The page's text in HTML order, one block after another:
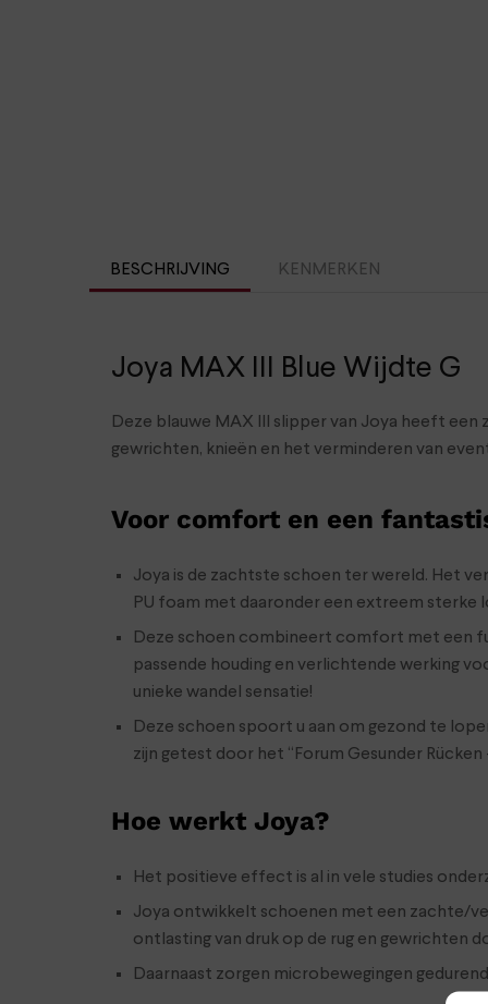
BESCHRIJVING KENMERKEN
Joya MAX III Blue Wijdte G
Deze blauwe MAX III slipper van Joya heeft
gewrichten, knieën en het verminderen van
Voor comfort en een
Joya is de zachtste schoen ter wereld. Het
PU foam met daaronder een extreem
Deze schoen combineert comfort met een
passende houding en verlichtende werking
unieke wandel sensatie!
Deze schoen spoort u aan om gezond te
zijn getest door het “Forum Gesunder
Hoe werkt Joya?
Het positieve effect is al in vele studies
Joya ontwikkelt schoenen met een zachte/
ontlasting van druk op de rug en gewrichten
Daarnaast zorgen microbewegingen